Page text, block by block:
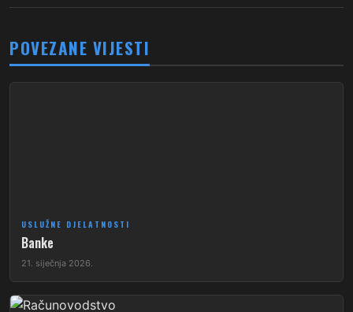
POVEZANE VIJESTI
USLUŽNE DJELATNOSTI
Banke
21. siječnja 2026.